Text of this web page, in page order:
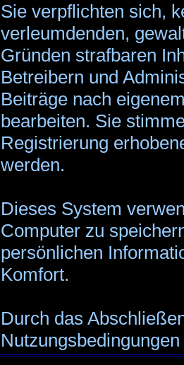
Sie verpflichten sich,
verleumdenden,
Gründen strafbaren
Betreibern und
Beiträge nach
bearbeiten. Sie
Registrierung
werden.
Dieses System
Computer zu
persönlichen
Komfort.
Durch das